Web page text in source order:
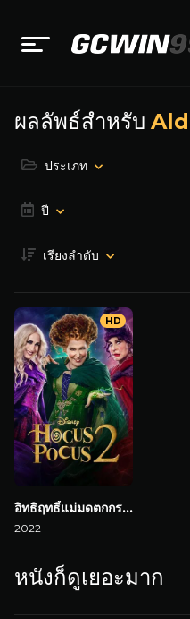
ผลลัพธ์สำหรับ
ประเภท
ปี
เรียงลำดับ
อิทธิฤทธิ์แม่มดตกกระป๋อง 2
2022
HD
หนังก็ดูเยอะมาก